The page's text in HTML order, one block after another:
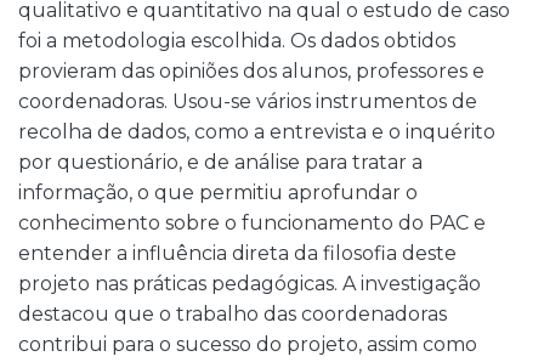
qualitativo e quantitativo na qual o estudo de caso
foi a metodologia escolhida. Os dados obtidos
provieram das opiniões dos alunos, professores e
coordenadoras. Usou-se vários instrumentos de
recolha de dados, como a entrevista e o inquérito
por questionário, e de análise para tratar a
informação, o que permitiu aprofundar o
conhecimento sobre o funcionamento do PAC e
entender a influência direta da filosofia deste
projeto nas práticas pedagógicas. A investigação
destacou que o trabalho das coordenadoras
contribui para o sucesso do projeto, assim como